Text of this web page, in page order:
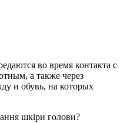
во время контакта с
а также через
и обувь, на которых
шкіри голови?